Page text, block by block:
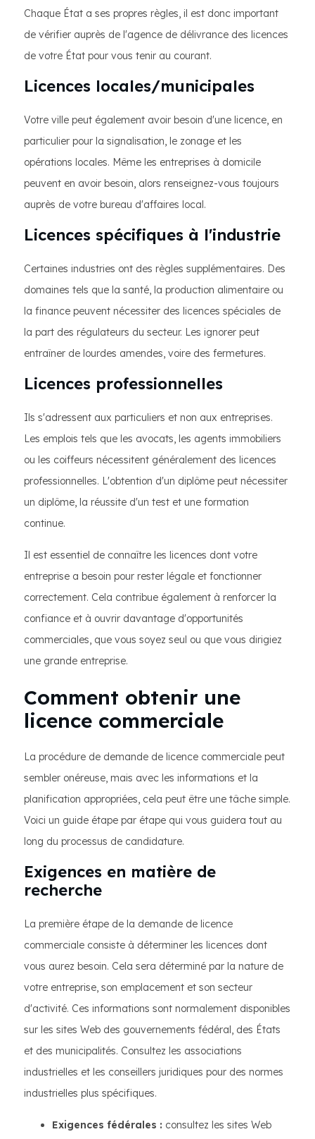
Chaque État a ses propres règles, il est donc important
de vérifier auprès de l'agence de délivrance des licences
de votre État pour vous tenir au courant.
Licences locales/municipales
Votre ville peut également avoir besoin d'une licence, en
particulier pour la signalisation, le zonage et les
opérations locales. Même les entreprises à domicile
peuvent en avoir besoin, alors renseignez-vous toujours
auprès de votre bureau d'affaires local.
Licences spécifiques à l'industrie
Certaines industries ont des règles supplémentaires. Des
domaines tels que la santé, la production alimentaire ou
la finance peuvent nécessiter des licences spéciales de
la part des régulateurs du secteur. Les ignorer peut
entraîner de lourdes amendes, voire des fermetures.
Licences professionnelles
Ils s'adressent aux particuliers et non aux entreprises.
Les emplois tels que les avocats, les agents immobiliers
ou les coiffeurs nécessitent généralement des licences
professionnelles. L'obtention d'un diplôme peut nécessiter
un diplôme, la réussite d'un test et une formation
continue.
Il est essentiel de connaître les licences dont votre
entreprise a besoin pour rester légale et fonctionner
correctement. Cela contribue également à renforcer la
confiance et à ouvrir davantage d'opportunités
commerciales, que vous soyez seul ou que vous dirigiez
une grande entreprise.
Comment obtenir une
licence commerciale
La procédure de demande de licence commerciale peut
sembler onéreuse, mais avec les informations et la
planification appropriées, cela peut être une tâche simple.
Voici un guide étape par étape qui vous guidera tout au
long du processus de candidature.
Exigences en matière de
recherche
La première étape de la demande de licence
commerciale consiste à déterminer les licences dont
vous aurez besoin. Cela sera déterminé par la nature de
votre entreprise, son emplacement et son secteur
d'activité. Ces informations sont normalement disponibles
sur les sites Web des gouvernements fédéral, des États
et des municipalités. Consultez les associations
industrielles et les conseillers juridiques pour des normes
industrielles plus spécifiques.
Exigences fédérales : consultez les sites Web